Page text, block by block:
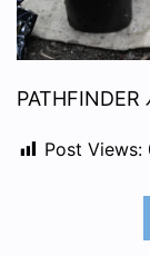
Post Views: